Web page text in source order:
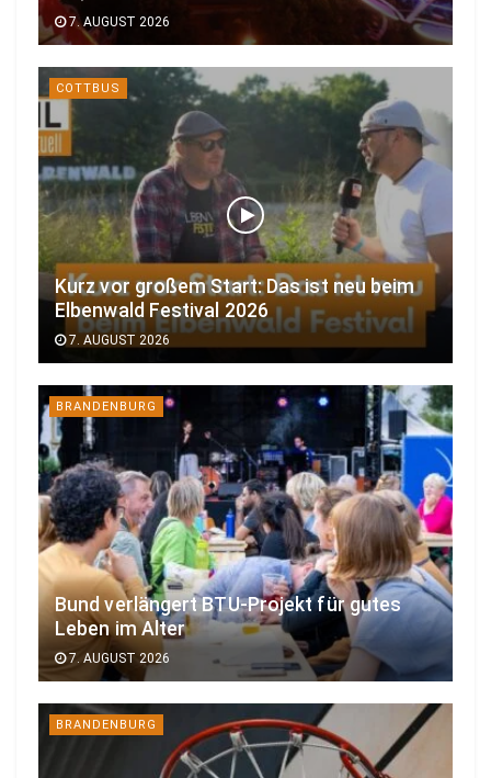
7. AUGUST 2026
COTTBUS
Kurz vor großem Start: Das ist neu beim
Elbenwald Festival 2026
7. AUGUST 2026
BRANDENBURG
Bund verlängert BTU-Projekt für gutes
Leben im Alter
7. AUGUST 2026
BRANDENBURG